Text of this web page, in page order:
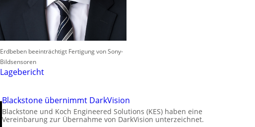
Erdbeben beeinträchtigt Fertigung von Sony-
Bildsensoren
Lagebericht
Blackstone übernimmt DarkVision
Blackstone und Koch Engineered Solutions (KES) haben eine
Vereinbarung zur Übernahme von DarkVision unterzeichnet.